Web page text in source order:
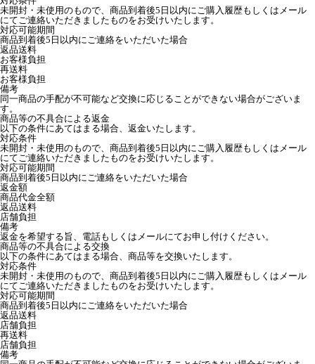
未開封・未使用のもので、商品到着後5日以内にご購入履歴もしくはメール
にてご連絡いただきましたものをお受けいたします。
対応可能期間
商品到着後5日以内にご連絡をいただいた場合
返品送料
お客様負担
再送料
お客様負担
備考
同一商品の手配が不可能など交換に応じることができない場合がございま
す。
商品等の不具合による返金
以下の条件にあてはまる場合、返金いたします。
対応条件
未開封・未使用のもので、商品到着後5日以内にご購入履歴もしくはメール
にてご連絡いただきましたものをお受けいたします。
対応可能期間
商品到着後5日以内にご連絡をいただいた場合
返金額
商品代金全額
返品送料
店舗負担
備考
返金を希望する旨、電話もしくはメールにてお申し付けください。
商品等の不具合による交換
以下の条件にあてはまる場合、商品等を交換いたします。
対応条件
未開封・未使用のもので、商品到着後5日以内にご購入履歴もしくはメール
にてご連絡いただきましたものをお受けいたします。
対応可能期間
商品到着後5日以内にご連絡をいただいた場合
返品送料
店舗負担
再送料
店舗負担
備考